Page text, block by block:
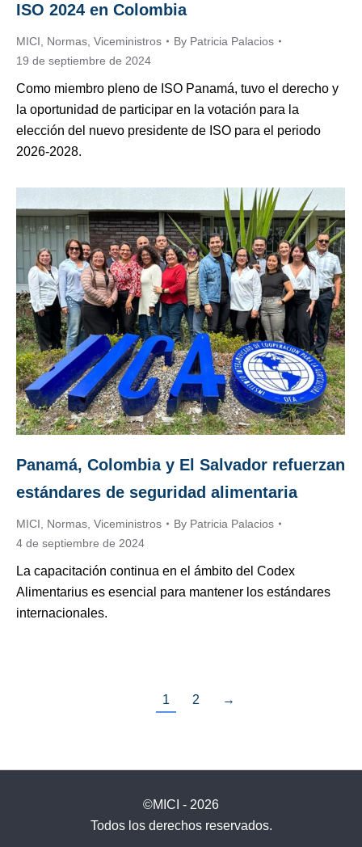
ISO 2024 en Colombia
MICI Normas Viceministros By Patricia Palacios
19 de septiembre de 2024
Como miembro pleno de ISO Panamá, tuvo el derecho y
la oportunidad de participar en la votación para la
elección del nuevo presidente de ISO para el periodo
2026-2028.
Panamá, Colombia y El Salvador refuerzan
estándares de seguridad alimentaria
MICI Normas Viceministros By Patricia Palacios
4 de septiembre de 2024
La capacitación continua en el ámbito del Codex
Alimentarius es esencial para mantener los estándares
internacionales.
1 2 →
©MICI - 2026
Todos los derechos reservados.